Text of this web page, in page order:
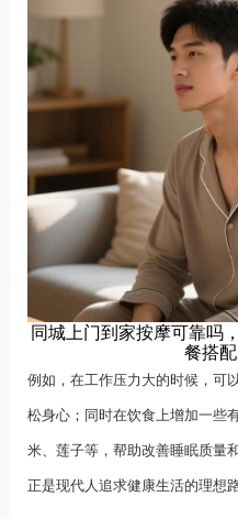
同城上门到家按摩可靠吗
餐搭
例如，在工作压力大的时候，可
松身心；同时在饮食上增加一些
米、莲子等，帮助改善睡眠质量
正是现代人追求健康生活的理想路